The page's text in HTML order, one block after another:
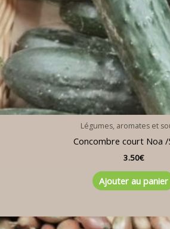
Légumes, aromates et
Concombre court Noa
3.50€
Ajouter au panier